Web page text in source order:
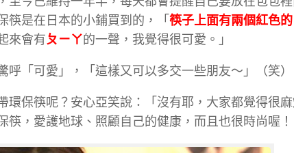
筷是在日本的小鋪買到的，「 筷子上面有兩個紅色
來會有ㄆㄧㄚ的一聲，我覺得很可愛。」
「可愛」，「這樣又可以多交一些朋友～」（笑
保筷呢？安心亞笑說：「沒有耶，大家都覺得很
，愛護地球、照顧自己的健康，而且也很時尚喔！